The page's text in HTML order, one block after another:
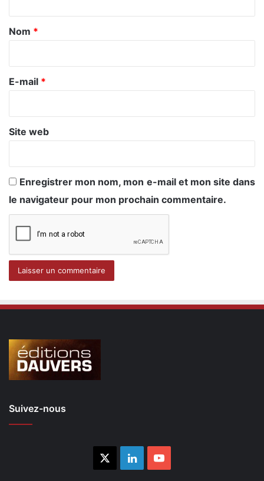
a
e
Nom *
E-mail *
Site web
Enregistrer mon nom, mon e-mail et mon site dans
le navigateur pour mon prochain commentaire.
Suivez-nous
LinkedinYouTube